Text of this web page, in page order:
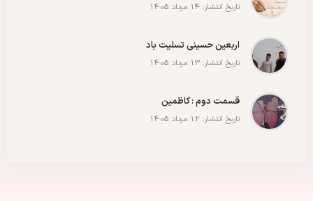
تاریخ انتشار: 14 مرداد 1405
اربعین حسینی تسلیت باد
تاریخ انتشار: 13 مرداد 1405
قسمت دوم : کاظمین
تاریخ انتشار: 12 مرداد 1405